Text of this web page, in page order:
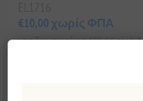
€10,00 χωρίς ΦΠΑ
ισοδυναμεί με €55,56 ανά 1